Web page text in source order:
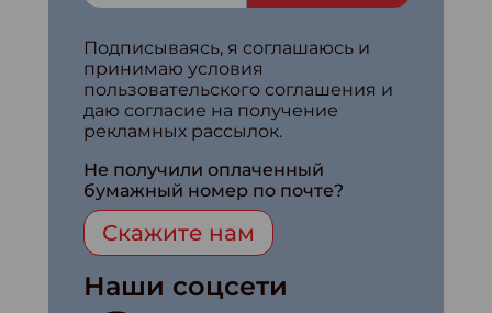
Подписываясь, я соглашаюсь и
принимаю условия
пользовательского соглашения и
даю согласие на получение
рекламных рассылок.
Не получили оплаченный
бумажный номер по почте?
Скажите нам
Наши соцсети